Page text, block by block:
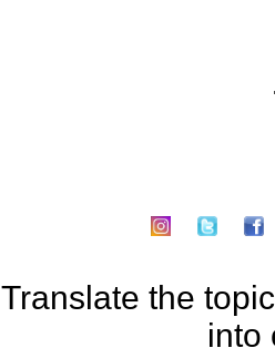
Translate the topic
into